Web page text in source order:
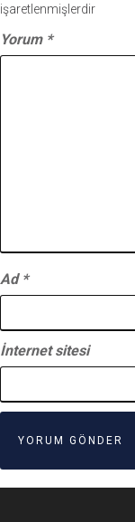
işaretlenmişlerdir
Yorum *
Ad *
İnternet sitesi